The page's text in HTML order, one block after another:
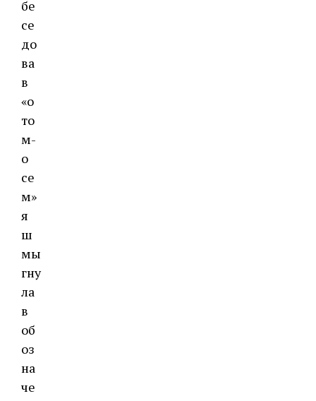
бе
се
до
ва
в
«о
то
м-
о
се
м»
я
ш
мы
гну
ла
в
об
оз
на
че